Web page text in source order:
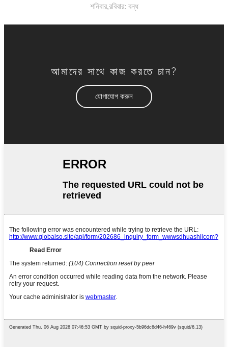
শনিবার,রবিবার: বন্ধ
আমাদের সাথে কাজ করতে চান?
যোগাযোগ করুন